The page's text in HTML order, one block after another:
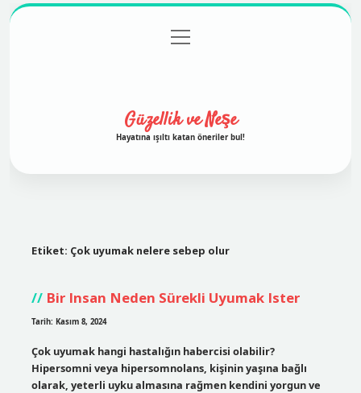
Gizlilik Politikası
menüyü
aç
Güzellik ve Neşe
Hayatına ışıltı katan öneriler bul!
Etiket: Çok uyumak nelere sebep olur
Bir Insan Neden Sürekli Uyumak Ister
Tarih: Kasım 8, 2024
Çok uyumak hangi hastalığın habercisi olabilir?
Hipersomni veya hipersomnolans, kişinin yaşına bağlı
olarak, yeterli uyku almasına rağmen kendini yorgun ve